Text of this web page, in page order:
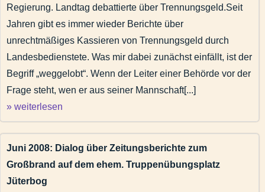
Regierung. Landtag debattierte über Trennungsgeld.Seit
Jahren gibt es immer wieder Berichte über
unrechtmäßiges Kassieren von Trennungsgeld durch
Landesbedienstete. Was mir dabei zunächst einfällt, ist der
Begriff „weggelobt“. Wenn der Leiter einer Behörde vor der
Frage steht, wen er aus seiner Mannschaft[...]
» weiterlesen
Juni 2008: Dialog über Zeitungsberichte zum
Großbrand auf dem ehem. Truppenübungsplatz
Jüterbog